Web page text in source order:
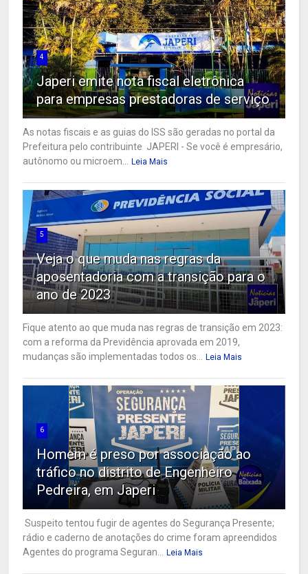
4
Japeri emite nota fiscal eletrônica
para empresas prestadoras de serviço
As notas fiscais e as guias do ISS são geradas no portal da
Prefeitura pelo contribuinte JAPERI - Se você é empresário,
autônomo ou microem... Leia Mais
5
Veja o que muda nas regras da
aposentadoria com a transição para o
ano de 2023
Fique atento ao que muda nas regras de transição em 2023:
com a reforma da Previdência aprovada em 2019,
mudanças são implementadas todos os... Leia Mais
6
Homem é preso por associação ao
tráfico no distrito de Engenheiro
Pedreira, em Japeri
Suspeito tentou fugir de agentes do Segurança Presente;
rádio e caderno de anotações do crime foram apreendidos
Agentes do programa Seguran... Leia Mais